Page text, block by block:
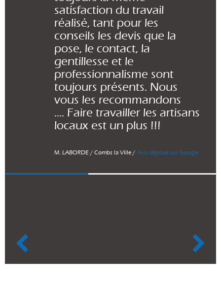
satisfaction du travail
réalisé, tant pour les
conseils les devis que la
pose, le contact, la
gentillesse et le
professionnalisme sont
toujours présents. Nous
vous les recommandons
.... Faire travailler les artisans
locaux est un plus !!!
M. LABORDE / Combs la Ville / Avis déposé sur Google